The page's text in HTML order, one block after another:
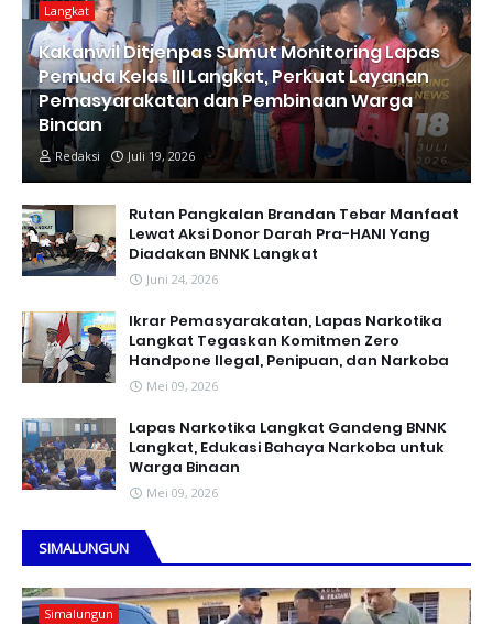
Langkat
Kakanwil Ditjenpas Sumut Monitoring Lapas
Pemuda Kelas III Langkat, Perkuat Layanan
Pemasyarakatan dan Pembinaan Warga
Binaan
Redaksi Juli 19, 2026
Rutan Pangkalan Brandan Tebar Manfaat
Lewat Aksi Donor Darah Pra-HANI Yang
Diadakan BNNK Langkat
Juni 24, 2026
Ikrar Pemasyarakatan, Lapas Narkotika
Langkat Tegaskan Komitmen Zero
Handpone llegal, Penipuan, dan Narkoba
Mei 09, 2026
Lapas Narkotika Langkat Gandeng BNNK
Langkat, Edukasi Bahaya Narkoba untuk
Warga Binaan
Mei 09, 2026
SIMALUNGUN
Simalungun